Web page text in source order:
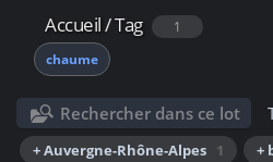
Accueil/Tag
1
chaume
Rechercher dans ce lot
+ Auvergne-Rhône-Alpes 1 +